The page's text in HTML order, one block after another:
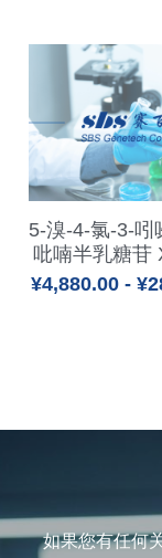
5-溴-4-氯-3-吲
吡喃半乳糖苷
¥4,880.00 -
如果您有任何